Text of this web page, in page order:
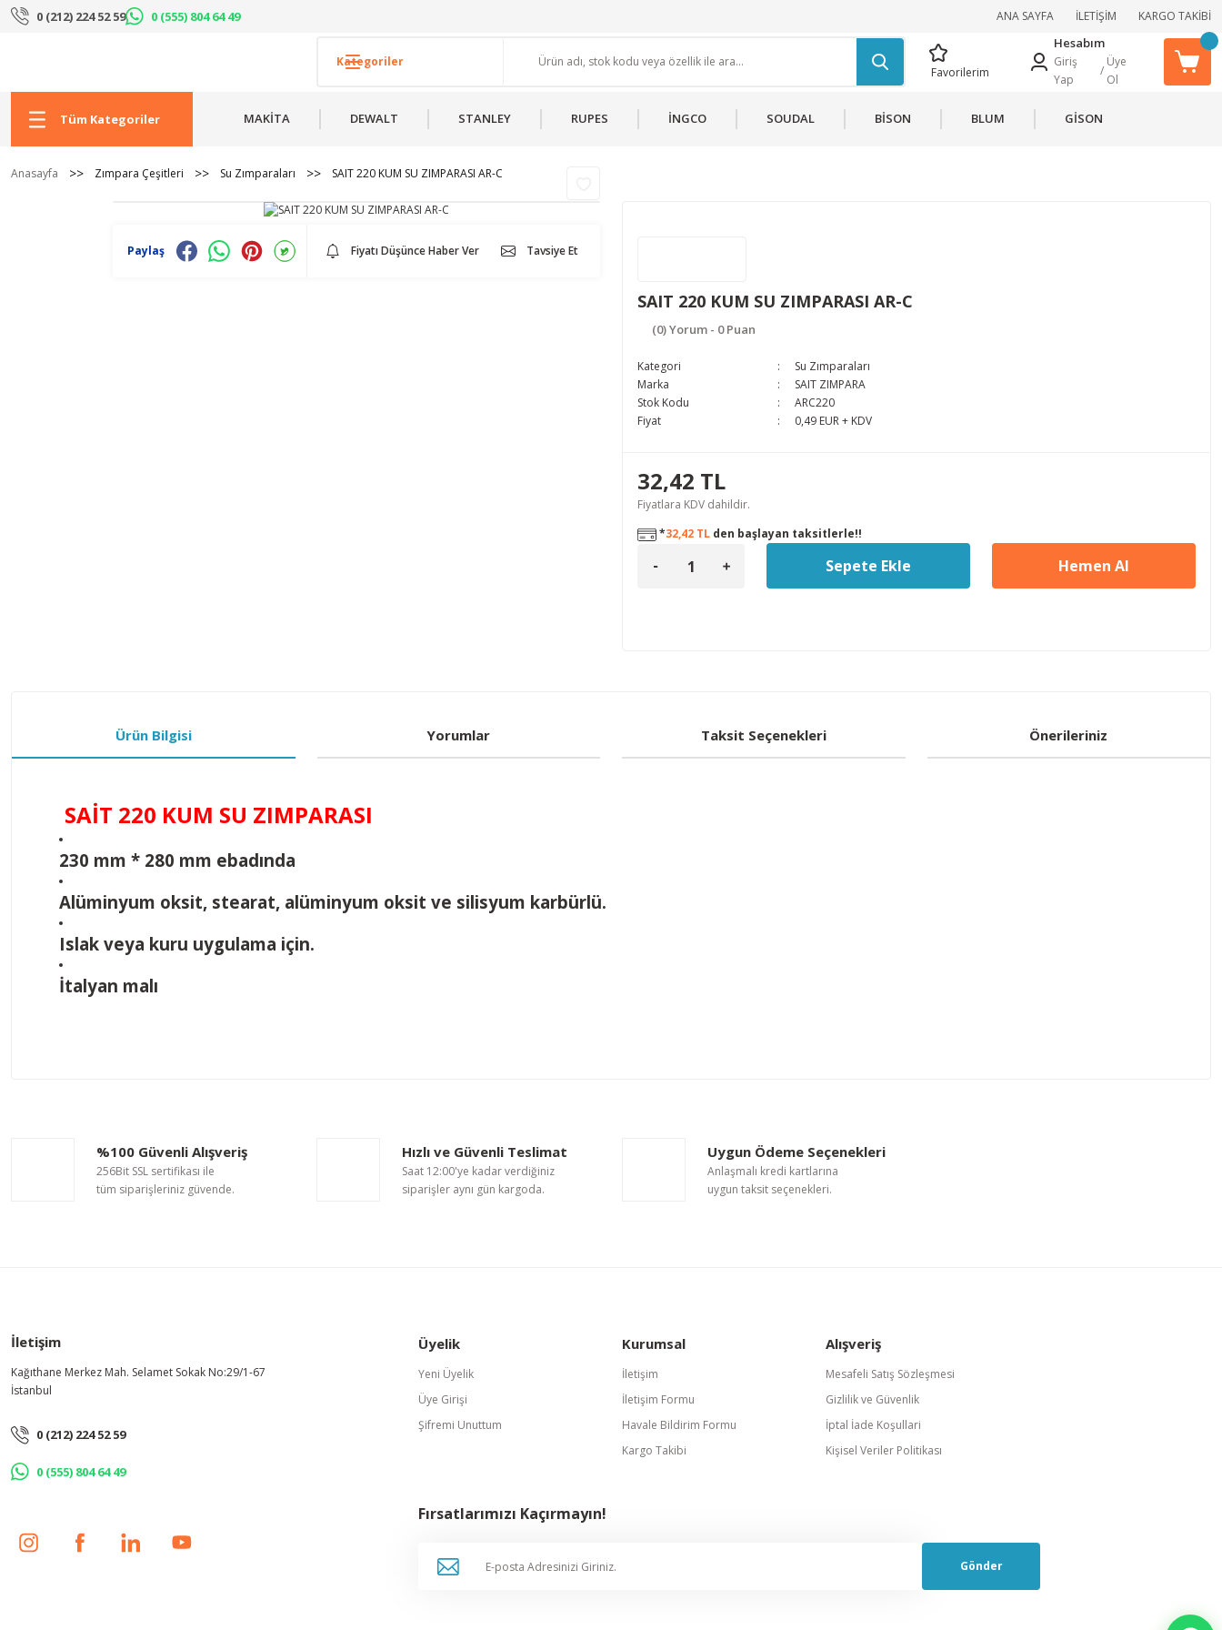
0 (212) 224 52 59 0 (555) 804 64 49 ANA SAYFA İLETİŞİM KARGO TAKİBİ
Favorilerim
Hesabım
Giriş
Yap
/
Üye
Ol
Tüm Kategoriler MAKİTA DEWALT STANLEY RUPES İNGCO SOUDAL BİSON BLUM GİSON
Anasayfa Zımpara Çeşitleri Su Zımparaları SAIT 220 KUM SU ZIMPARASI AR-C
Paylaş Fiyatı Düşünce Haber Ver Tavsiye Et
SAIT 220 KUM SU ZIMPARASI AR-C
(0) Yorum - 0 Puan
Kategori
Su Zımparaları
Marka
SAIT ZIMPARA
Stok Kodu
ARC220
Fiyat
0,49 EUR + KDV
32,42 TL
Fiyatlara KDV dahildir.
*32,42 TL den başlayan taksitlerle!!
Sepete Ekle Hemen Al
Ürün Bilgisi Yorumlar Taksit Seçenekleri Önerileriniz
SAİT 220 KUM SU ZIMPARASI
230 mm * 280 mm ebadında
Alüminyum oksit, stearat, alüminyum oksit ve silisyum karbürlü.
Islak veya kuru uygulama için.
İtalyan malı
Ürün açıklamasında eksik bilgiler bulunuyor.
Ürün bilgilerinde hatalar bulunuyor.
%100 Güvenli Alışveriş
256Bit SSL sertifikası ile
tüm siparişleriniz güvende.
Hızlı ve Güvenli Teslimat
Saat 12:00'ye kadar verdiğiniz
siparişler aynı gün kargoda.
Uygun Ödeme Seçenekleri
Anlaşmalı kredi kartlarına
uygun taksit seçenekleri.
İletişim
Kağıthane Merkez Mah. Selamet Sokak No:29/1-67
İstanbul
0 (212) 224 52 59
0 (555) 804 64 49
Üyelik
Yeni Üyelik
Üye Girişi
Şifremi Unuttum
Kurumsal
İletişim
İletişim Formu
Havale Bildirim Formu
Kargo Takibi
Alışveriş
Mesafeli Satış Sözleşmesi
Gizlilik ve Güvenlik
İptal İade Koşullari
Kişisel Veriler Politikası
Fırsatlarımızı Kaçırmayın!
Gönder